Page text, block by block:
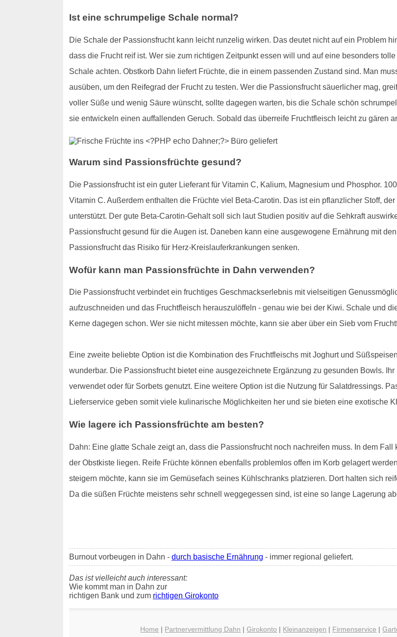
Ist eine schrumpelige Schale normal?
Die Schale der Passionsfrucht kann leicht runzelig wirken. Das deutet nicht auf ein Problem
dass die Frucht reif ist. Wer sie zum richtigen Zeitpunkt essen will und auf eine besonders
Schale achten. Obstkorb Dahn liefert Früchte, die in einem passenden Zustand sind. Man
ausüben, um den Reifegrad der Frucht zu testen. Wer die Passionsfrucht säuerlicher mag,
voller Süße und wenig Säure wünscht, sollte dagegen warten, bis die Schale schön
sie entwickeln einen auffallenden Geruch. Sobald das überreife Fruchtfleisch leicht zu gären
Warum sind Passionsfrüchte gesund?
Die Passionsfrucht ist ein guter Lieferant für Vitamin C, Kalium, Magnesium und Phosphor.
Vitamin C. Außerdem enthalten die Früchte viel Beta-Carotin. Das ist ein pflanzlicher Stoff,
unterstützt. Der gute Beta-Carotin-Gehalt soll sich laut Studien positiv auf die Sehkraft
Passionsfrucht gesund für die Augen ist. Daneben kann eine ausgewogene Ernährung mit
Passionsfrucht das Risiko für Herz-Kreislauferkrankungen senken.
Wofür kann man Passionsfrüchte in Dahn verwenden?
Die Passionsfrucht verbindet ein fruchtiges Geschmackserlebnis mit vielseitigen
aufzuschneiden und das Fruchtfleisch herauszulöffeln - genau wie bei der Kiwi. Schale und
Kerne dagegen schon. Wer sie nicht mitessen möchte, kann sie aber über ein Sieb vom
Eine zweite beliebte Option ist die Kombination des Fruchtfleischs mit Joghurt und
wunderbar. Die Passionsfrucht bietet eine ausgezeichnete Ergänzung zu gesunden Bowls.
verwendet oder für Sorbets genutzt. Eine weitere Option ist die Nutzung für Salatdressings.
Lieferservice geben somit viele kulinarische Möglichkeiten her und sie bieten eine exotische
Wie lagere ich Passionsfrüchte am besten?
Dahn: Eine glatte Schale zeigt an, dass die Passionsfrucht noch nachreifen muss. In dem
der Obstkiste liegen. Reife Früchte können ebenfalls problemlos offen im Korb gelagert
steigern möchte, kann sie im Gemüsefach seines Kühlschranks platzieren. Dort halten sich
Da die süßen Früchte meistens sehr schnell weggegessen sind, ist eine so lange Lagerung
Burnout vorbeugen in Dahn - durch basische Ernährung - immer regional geliefert.
Das ist vielleicht auch interessant:
Wie kommt man in Dahn zur
richtigen Bank und zum richtigen Girokonto
Home | Partnervermittlung Dahn |Girokonto | Kleinanzeigen | Firmenservice |